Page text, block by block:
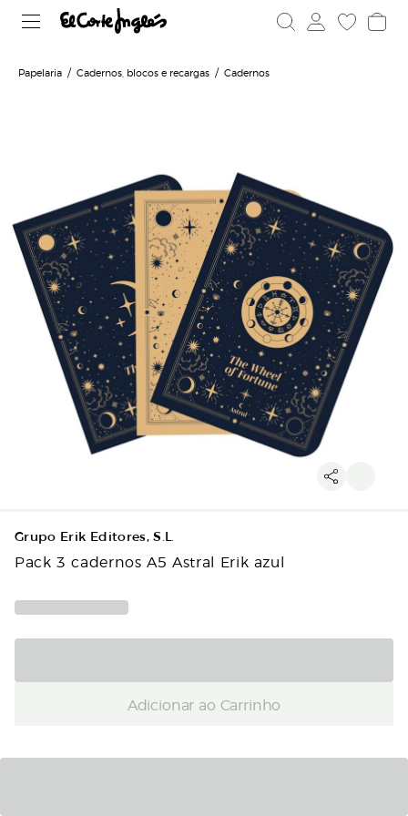
Papelaria Cadernos, blocos e recargas Cadernos
Grupo Erik Editores, S.L.
Pack 3 cadernos A5 Astral Erik azul
Adicionar ao Carrinho